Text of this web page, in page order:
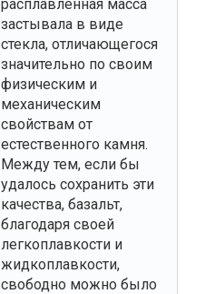
расплавленная масса
застывала в виде
стекла, отличающегося
значительно по своим
физическим и
механическим
свойствам от
естественного камня.
Между тем, если бы
удалось сохранить эти
качества, базальт,
благодаря своей
легкоплавкости и
жидкоплавкости,
свободно можно было